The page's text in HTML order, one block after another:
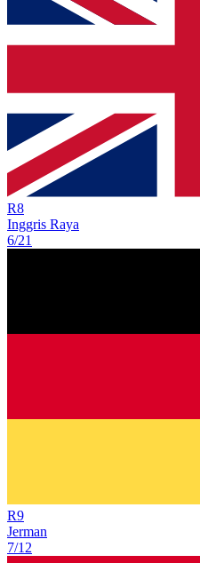
R8
Inggris Raya
6/21
R9
Jerman
7/12